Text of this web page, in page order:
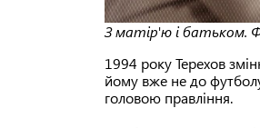
З матір'ю і батьком.
1994 року Терехов
йому вже не до
головою правління.